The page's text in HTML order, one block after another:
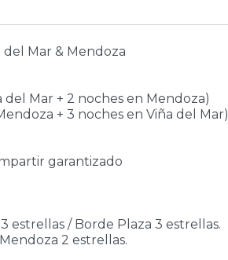
Mar & Mendoza
Mar + 2 noches en Mendoza)
+ 3 noches en Viña del Mar)
garantizado
estrellas / Borde Plaza 3 estrellas.
2 estrellas.